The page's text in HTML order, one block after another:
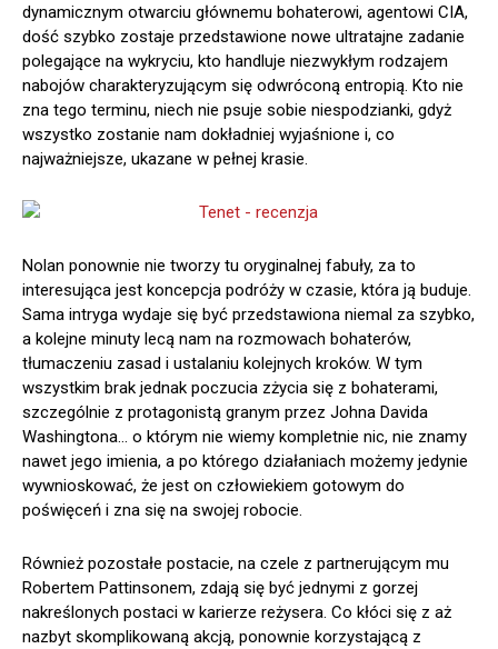
dynamicznym otwarciu głównemu bohaterowi, agentowi CIA,
dość szybko zostaje przedstawione nowe ultratajne zadanie
polegające na wykryciu, kto handluje niezwykłym rodzajem
nabojów charakteryzującym się odwróconą entropią. Kto nie
zna tego terminu, niech nie psuje sobie niespodzianki, gdyż
wszystko zostanie nam dokładniej wyjaśnione i, co
najważniejsze, ukazane w pełnej krasie.
Nolan ponownie nie tworzy tu oryginalnej fabuły, za to
interesująca jest koncepcja podróży w czasie, która ją buduje.
Sama intryga wydaje się być przedstawiona niemal za szybko,
a kolejne minuty lecą nam na rozmowach bohaterów,
tłumaczeniu zasad i ustalaniu kolejnych kroków. W tym
wszystkim brak jednak poczucia zżycia się z bohaterami,
szczególnie z protagonistą granym przez Johna Davida
Washingtona… o którym nie wiemy kompletnie nic, nie znamy
nawet jego imienia, a po którego działaniach możemy jedynie
wywnioskować, że jest on człowiekiem gotowym do
poświęceń i zna się na swojej robocie.
Również pozostałe postacie, na czele z partnerującym mu
Robertem Pattinsonem, zdają się być jednymi z gorzej
nakreślonych postaci w karierze reżysera. Co kłóci się z aż
nazbyt skomplikowaną akcją, ponownie korzystającą z